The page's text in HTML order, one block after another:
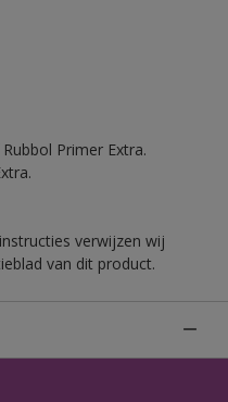
Primer Extra.
verwijzen wij
van dit product.